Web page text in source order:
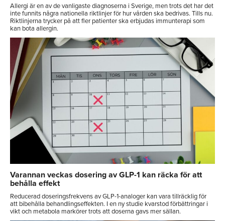
Allergi är en av de vanligaste diagnoserna i Sverige, men trots det har det
inte funnits några nationella riktlinjer för hur vården ska bedrivas. Tills nu.
Riktlinjerna trycker på att fler patienter ska erbjudas immunterapi som
kan bota allergin.
Varannan veckas dosering av GLP-1 kan räcka för att
behålla effekt
Reducerad doseringsfrekvens av GLP-1-analoger kan vara tillräcklig för
att bibehålla behandlingseffekten. I en ny studie kvarstod förbättringar i
vikt och metabola markörer trots att doserna gavs mer sällan.